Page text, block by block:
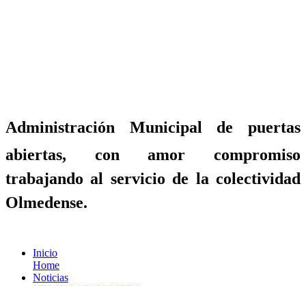
Administración Municipal de puertas
abiertas, con amor compromiso
trabajando al servicio de la colectividad
Olmedense.
Inicio
Home
Noticias